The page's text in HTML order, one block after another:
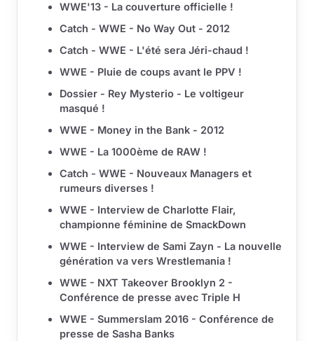
WWE'13 - La couverture officielle !
Catch - WWE - No Way Out - 2012
Catch - WWE - L'été sera Jéri-chaud !
WWE - Pluie de coups avant le PPV !
Dossier - Rey Mysterio - Le voltigeur
masqué !
WWE - Money in the Bank - 2012
WWE - La 1000ème de RAW !
Catch - WWE - Nouveaux Managers et
rumeurs diverses !
WWE - Interview de Charlotte Flair,
championne féminine de SmackDown
WWE - Interview de Sami Zayn - La nouvelle
génération va vers Wrestlemania !
WWE - NXT Takeover Brooklyn 2 -
Conférence de presse avec Triple H
WWE - Summerslam 2016 - Conférence de
presse de Sasha Banks